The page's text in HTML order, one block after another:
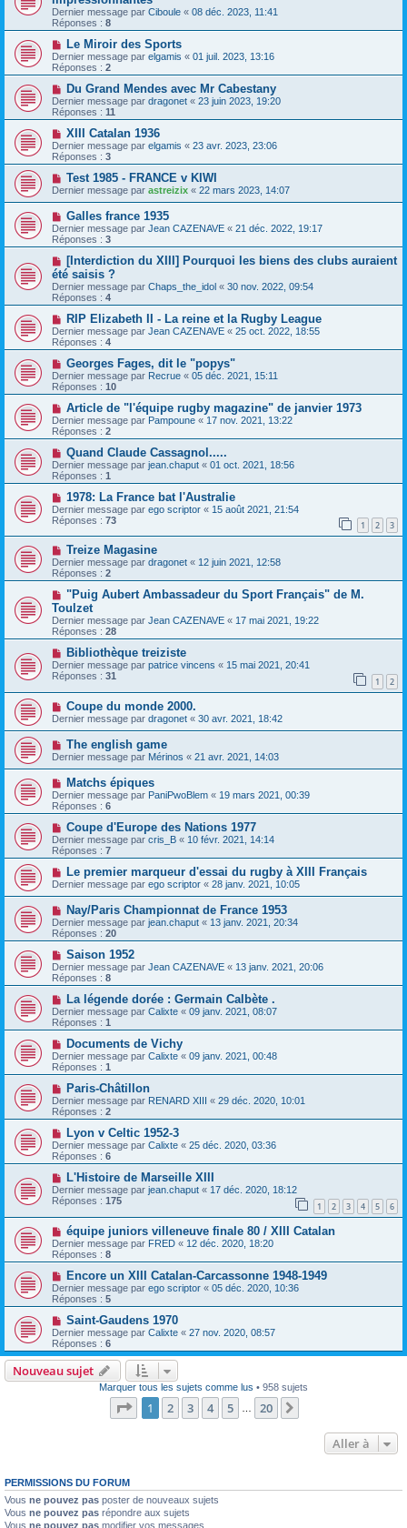
Dernier message par Ciboule « 08 déc. 2023, 11:41
Réponses : 8
Le Miroir des Sports
Dernier message par elgamis « 01 juil. 2023, 13:16
Réponses : 2
Du Grand Mendes avec Mr Cabestany
Dernier message par dragonet « 23 juin 2023, 19:20
Réponses : 11
XIII Catalan 1936
Dernier message par elgamis « 23 avr. 2023, 23:06
Réponses : 3
Test 1985 - FRANCE v KIWI
Dernier message par astreizix « 22 mars 2023, 14:07
Galles france 1935
Dernier message par Jean CAZENAVE « 21 déc. 2022, 19:17
Réponses : 3
[Interdiction du XIII] Pourquoi les biens des clubs auraient
été saisis ?
Dernier message par Chaps_the_idol « 30 nov. 2022, 09:54
Réponses : 4
RIP Elizabeth II - La reine et la Rugby League
Dernier message par Jean CAZENAVE « 25 oct. 2022, 18:55
Réponses : 4
Georges Fages, dit le "popys"
Dernier message par Recrue « 05 déc. 2021, 15:11
Réponses : 10
Article de "l'équipe rugby magazine" de janvier 1973
Dernier message par Pampoune « 17 nov. 2021, 13:22
Réponses : 2
Quand Claude Cassagnol.....
Dernier message par jean.chaput « 01 oct. 2021, 18:56
Réponses : 1
1978: La France bat l'Australie
Dernier message par ego scriptor « 15 août 2021, 21:54
Réponses : 73 1 2 3
Treize Magasine
Dernier message par dragonet « 12 juin 2021, 12:58
Réponses : 2
"Puig Aubert Ambassadeur du Sport Français" de M.
Toulzet
Dernier message par Jean CAZENAVE « 17 mai 2021, 19:22
Réponses : 28
Bibliothèque treiziste
Dernier message par patrice vincens « 15 mai 2021, 20:41
Réponses : 31 1 2
Coupe du monde 2000.
Dernier message par dragonet « 30 avr. 2021, 18:42
The english game
Dernier message par Mérinos « 21 avr. 2021, 14:03
Matchs épiques
Dernier message par PaniPwoBlem « 19 mars 2021, 00:39
Réponses : 6
Coupe d'Europe des Nations 1977
Dernier message par cris_B « 10 févr. 2021, 14:14
Réponses : 7
Le premier marqueur d'essai du rugby à XIII Français
Dernier message par ego scriptor « 28 janv. 2021, 10:05
Nay/Paris Championnat de France 1953
Dernier message par jean.chaput « 13 janv. 2021, 20:34
Réponses : 20
Saison 1952
Dernier message par Jean CAZENAVE « 13 janv. 2021, 20:06
Réponses : 8
La légende dorée : Germain Calbète .
Dernier message par Calixte « 09 janv. 2021, 08:07
Réponses : 1
Documents de Vichy
Dernier message par Calixte « 09 janv. 2021, 00:48
Réponses : 1
Paris-Châtillon
Dernier message par RENARD XIII « 29 déc. 2020, 10:01
Réponses : 2
Lyon v Celtic 1952-3
Dernier message par Calixte « 25 déc. 2020, 03:36
Réponses : 6
L'Histoire de Marseille XIII
Dernier message par jean.chaput « 17 déc. 2020, 18:12
Réponses : 175 1 2 3 4 5 6
équipe juniors villeneuve finale 80 / XIII Catalan
Dernier message par FRED « 12 déc. 2020, 18:20
Réponses : 8
Encore un XIII Catalan-Carcassonne 1948-1949
Dernier message par ego scriptor « 05 déc. 2020, 10:36
Réponses : 5
Saint-Gaudens 1970
Dernier message par Calixte « 27 nov. 2020, 08:57
Réponses : 6
Nouveau sujet
Marquer tous les sujets comme lus • 958 sujets
Page 1sur20
1 2 3 4 5 20
Aller à
PERMISSIONS DU FORUM
Vous ne pouvez pas poster de nouveaux sujets
Vous ne pouvez pas répondre aux sujets
Vous ne pouvez pas modifier vos messages